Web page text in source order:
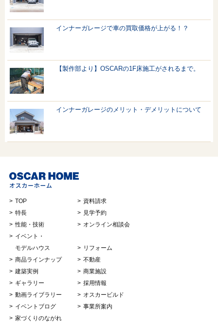
インナーガレージで車の買取価格が上がる！？
【製作部より】OSCARの1F床施工がされるまで。
インナーガレージのメリット・デメリットについて
TOP
特長
性能・技術
イベント・
モデルハウス
商品ラインナップ
建築実例
ギャラリー
動画ライブラリー
イベントブログ
家づくりのながれ
資料請求
見学予約
オンライン相談会
リフォーム
不動産
商業施設
採用情報
オスカービルド
事業所案内